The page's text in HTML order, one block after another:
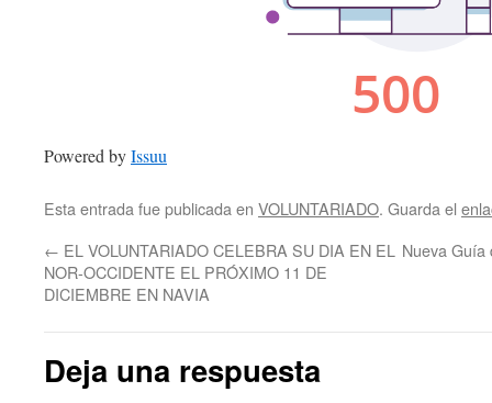
Powered byIssuu
Esta entrada fue publicada en VOLUNTARIADO. Guarda el
← EL VOLUNTARIADO CELEBRA SU DIA EN EL
NOR-OCCIDENTE EL PRÓXIMO 11 DE
DICIEMBRE EN NAVIA
Nueva Guía
Deja una respuesta